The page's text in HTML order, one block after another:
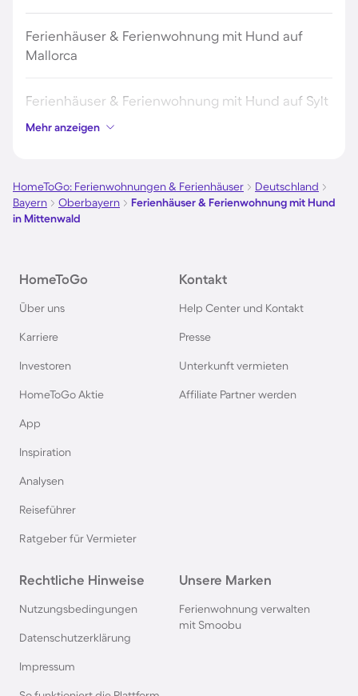
Ferienhäuser & Ferienwohnung mit Hund auf
Mallorca
Ferienhäuser & Ferienwohnung mit Hund auf Sylt
Ferienhäuser & Ferienwohnung mit Hund auf
Ferienhäuser & Ferienwohnung mit Hund am
Ferienhäuser & Ferienwohnung mit Hund auf
Rügen
Gardasee
Nordsee
Ferienhäuser & Ferienwohnung mit Hund in
Allgäu
Ferienhäuser & Ferienwohnung mit Hund auf
Mehr anzeigen
HomeToGo: Ferienwohnungen & Ferienhäuser
Deutschland
Bayern
Oberbayern
Ferienhäuser & Ferienwohnung mit Hund
in Mittenwald
HomeToGo
Über uns
Karriere
Investoren
HomeToGo Aktie
App
Inspiration
Analysen
Reiseführer
Ratgeber für Vermieter
Kontakt
Help Center und Kontakt
Presse
Unterkunft vermieten
Affiliate Partner werden
Rechtliche Hinweise
Nutzungsbedingungen
Datenschutzerklärung
Impressum
Unsere Marken
Ferienwohnung verwalten
mit Smoobu